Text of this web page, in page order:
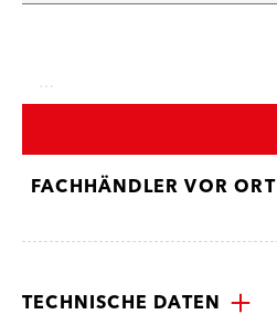
…
FACHHÄNDLER VOR ORT
TECHNISCHE DATEN